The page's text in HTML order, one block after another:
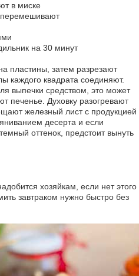
в миске
на 30 минут
пластины, затем разрезают
каждого квадрата соединяют.
выпечки средством, это может
печенье. Духовку разогревают
железный лист с продукцией
десерта и если
оттенок, предстоит вынуть
хозяйкам, если нет этого
завтраком нужно быстро без